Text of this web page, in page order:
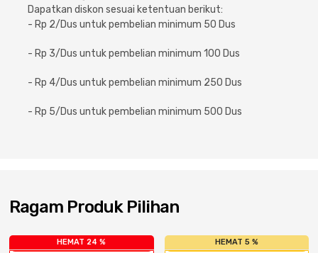
Cat dan Kimia
Dapatkan diskon sesuai ketentuan berikut:
- Rp 2/Dus untuk pembelian minimum 50 Dus
- Rp 3/Dus untuk pembelian minimum 100 Dus
- Rp 4/Dus untuk pembelian minimum 250 Dus
- Rp 5/Dus untuk pembelian minimum 500 Dus
Ragam Produk Pilihan
HEMAT 24 % HEMAT 5 %